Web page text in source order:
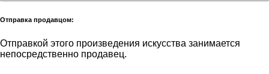
Отправка продавцом:
Отправкой этого произведения искусства занимается
непосредственно продавец.